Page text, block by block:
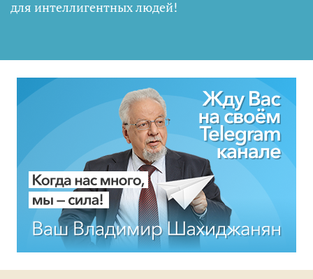
для интеллигентных людей!